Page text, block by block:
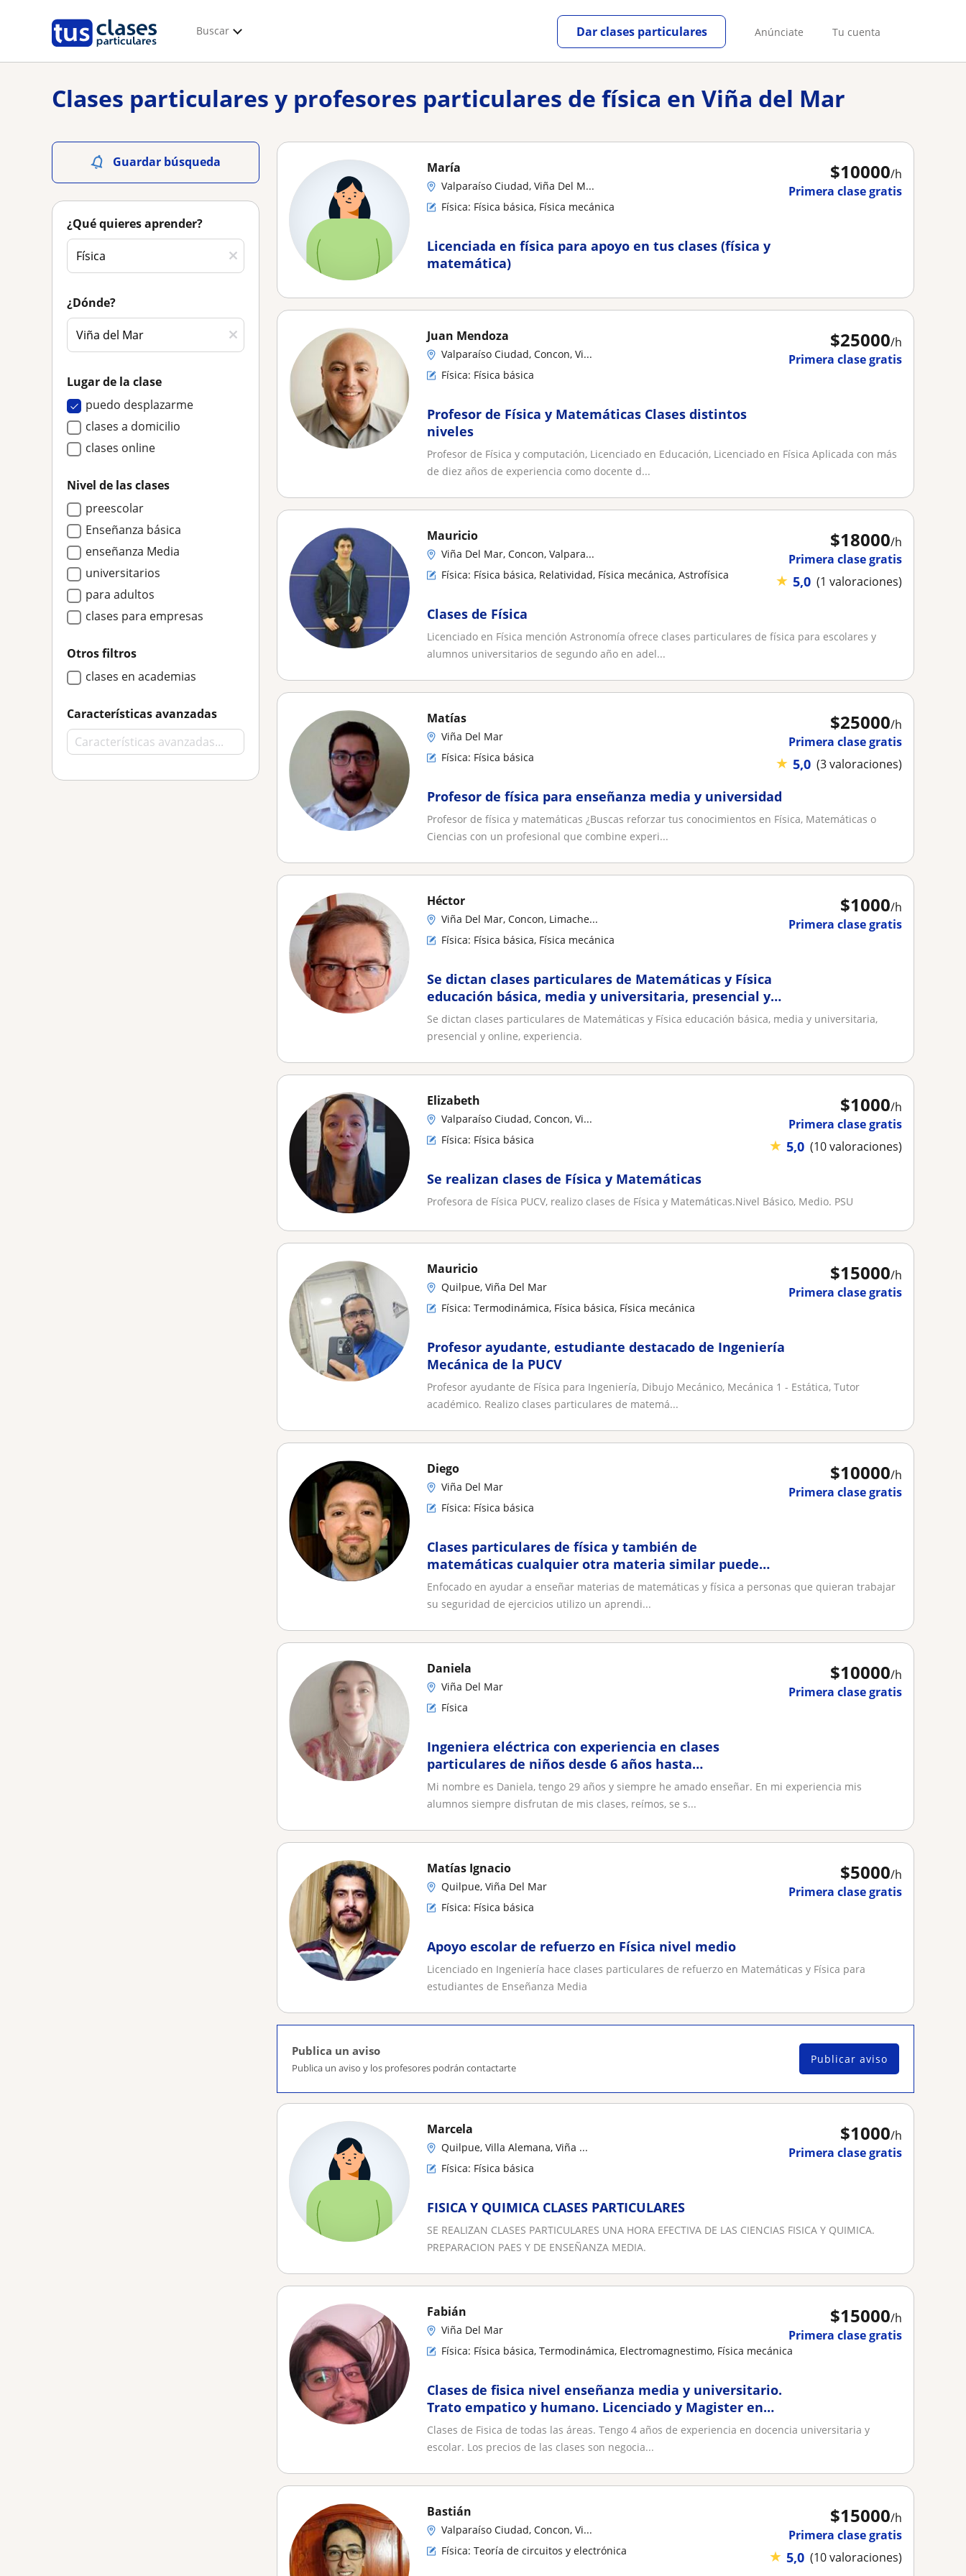
Buscar Anúnciate Tu cuenta
Dar clases particulares
Clases particulares y profesores particulares de física en Viña del Mar
Guardar búsqueda
¿Qué quieres aprender?
¿Dónde?
Lugar de la clase
puedo desplazarme
clases a domicilio
clases online
Nivel de las clases
preescolar
Enseñanza básica
enseñanza Media
universitarios
para adultos
clases para empresas
Otros filtros
clases en academias
Características avanzadas
$10000/h
Primera clase gratis
María
Valparaíso Ciudad, Viña Del M...
Física: Física básica, Física mecánica
Licenciada en física para apoyo en tus clases (física y
matemática)
$25000/h
Primera clase gratis
Juan Mendoza
Valparaíso Ciudad, Concon, Vi...
Física: Física básica
Profesor de Física y Matemáticas Clases distintos
niveles
Profesor de Física y computación, Licenciado en Educación, Licenciado en Física Aplicada con más
de diez años de experiencia como docente d...
$18000/h
Primera clase gratis
★ 5,0 (1 valoraciones)
Mauricio
Viña Del Mar, Concon, Valpara...
Física: Física básica, Relatividad, Física mecánica, Astrofísica
Clases de Física
Licenciado en Física mención Astronomía ofrece clases particulares de física para escolares y
alumnos universitarios de segundo año en adel...
$25000/h
Primera clase gratis
★ 5,0 (3 valoraciones)
Matías
Viña Del Mar
Física: Física básica
Profesor de física para enseñanza media y universidad
Profesor de física y matemáticas ¿Buscas reforzar tus conocimientos en Física, Matemáticas o
Ciencias con un profesional que combine experi...
$1000/h
Primera clase gratis
Héctor
Viña Del Mar, Concon, Limache...
Física: Física básica, Física mecánica
Se dictan clases particulares de Matemáticas y Física
educación básica, media y universitaria, presencial y
online, experiencia
Se dictan clases particulares de Matemáticas y Física educación básica, media y universitaria,
presencial y online, experiencia.
$1000/h
Primera clase gratis
★ 5,0 (10 valoraciones)
Elizabeth
Valparaíso Ciudad, Concon, Vi...
Física: Física básica
Se realizan clases de Física y Matemáticas
Profesora de Física PUCV, realizo clases de Física y Matemáticas.Nivel Básico, Medio. PSU
$15000/h
Primera clase gratis
Mauricio
Quilpue, Viña Del Mar
Física: Termodinámica, Física básica, Física mecánica
Profesor ayudante, estudiante destacado de Ingeniería
Mecánica de la PUCV
Profesor ayudante de Física para Ingeniería, Dibujo Mecánico, Mecánica 1 - Estática, Tutor
académico. Realizo clases particulares de matemá...
$10000/h
Primera clase gratis
Diego
Viña Del Mar
Física: Física básica
Clases particulares de física y también de
matemáticas cualquier otra materia similar puede
consultar!
Enfocado en ayudar a enseñar materias de matemáticas y física a personas que quieran trabajar
su seguridad de ejercicios utilizo un aprendi...
$10000/h
Primera clase gratis
Daniela
Viña Del Mar
Física
Ingeniera eléctrica con experiencia en clases
particulares de niños desde 6 años hasta
universitarios
Mi nombre es Daniela, tengo 29 años y siempre he amado enseñar. En mi experiencia mis
alumnos siempre disfrutan de mis clases, reímos, se s...
$5000/h
Primera clase gratis
Matías Ignacio
Quilpue, Viña Del Mar
Física: Física básica
Apoyo escolar de refuerzo en Física nivel medio
Licenciado en Ingeniería hace clases particulares de refuerzo en Matemáticas y Física para
estudiantes de Enseñanza Media
Publica un aviso
Publica un aviso y los profesores podrán contactarte
Publicar aviso
$1000/h
Primera clase gratis
Marcela
Quilpue, Villa Alemana, Viña ...
Física: Física básica
FISICA Y QUIMICA CLASES PARTICULARES
SE REALIZAN CLASES PARTICULARES UNA HORA EFECTIVA DE LAS CIENCIAS FISICA Y QUIMICA.
PREPARACION PAES Y DE ENSEÑANZA MEDIA.
$15000/h
Primera clase gratis
Fabián
Viña Del Mar
Física: Física básica, Termodinámica, Electromagnestimo, Física mecánica
Clases de fisica nivel enseñanza media y universitario.
Trato empatico y humano. Licenciado y Magister en
Fisica
Clases de Fisica de todas las áreas. Tengo 4 años de experiencia en docencia universitaria y
escolar. Los precios de las clases son negocia...
$15000/h
Primera clase gratis
★ 5,0 (10 valoraciones)
Bastián
Valparaíso Ciudad, Concon, Vi...
Física: Teoría de circuitos y electrónica